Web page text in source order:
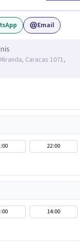
Email
Caracas 1071,
22:00
14:00